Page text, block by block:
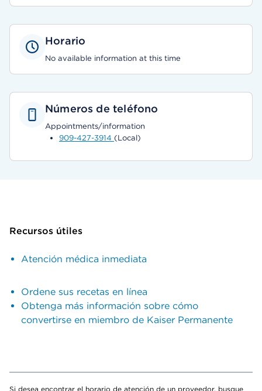
Horario
No available information at this time
Números de teléfono
Appointments/information
909-427-3914 (Local)
Recursos útiles
Atención médica inmediata
Ordene sus recetas en línea
Obtenga más información sobre cómo
convertirse en miembro de Kaiser Permanente
Si desea encontrar el horario de atención de un proveedor, busque